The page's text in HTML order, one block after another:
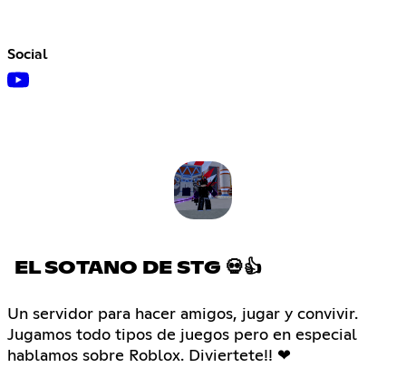
Social
EL SOTANO DE STG 💀👍
Un servidor para hacer amigos, jugar y convivir.
Jugamos todo tipos de juegos pero en especial
hablamos sobre Roblox. Diviertete!! ❤